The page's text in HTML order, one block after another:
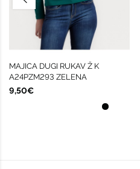
MAJICA DUGI RUKAV Ž K
A24PZM293 ZELENA
9,50€